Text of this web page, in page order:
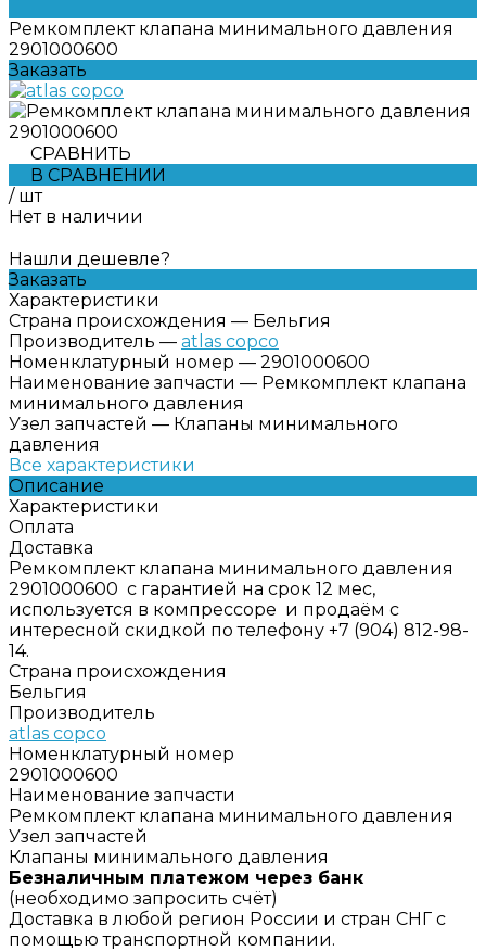
Ремкомплект клапана минимального давления
2901000600
Заказать
СРАВНИТЬ
В СРАВНЕНИИ
/ шт
Нет в наличии
Нашли дешевле?
Заказать
Характеристики
Страна происхождения — Бельгия
Производитель — atlas copco
Номенклатурный номер — 2901000600
Наименование запчасти — Ремкомплект клапана
минимального давления
Узел запчастей — Клапаны минимального
давления
Все характеристики
Описание
Характеристики
Оплата
Доставка
Ремкомплект клапана минимального давления
2901000600 с гарантией на срок 12 мес,
используется в компрессоре и продаём с
интересной скидкой по телефону +7 (904) 812-98-
14.
Страна происхождения
Бельгия
Производитель
atlas copco
Номенклатурный номер
2901000600
Наименование запчасти
Ремкомплект клапана минимального давления
Узел запчастей
Клапаны минимального давления
Безналичным платежом через банк
(необходимо запросить счёт)
Доставка в любой регион России и стран СНГ с
помощью транспортной компании.